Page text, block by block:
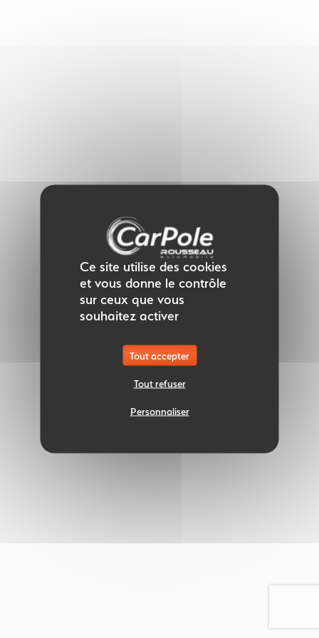
Ce site utilise des cookies
et vous donne le contrôle
sur ceux que vous
souhaitez activer
Tout accepter
Tout refuser
Personnaliser